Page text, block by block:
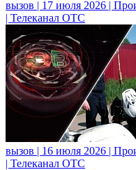
вызов | 17 июля 2026 |
| Телеканал ОТС
вызов | 16 июля 2026 |
| Телеканал ОТС